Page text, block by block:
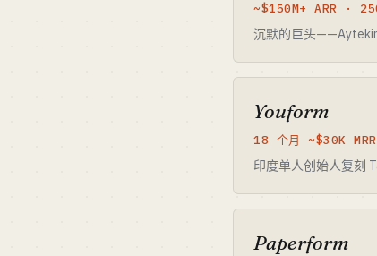
~$150M+ ARR ·
沉默的巨头——Aytekin
Youform
18 个月 ~$30K MRR
印度单人创始人复刻
Paperform